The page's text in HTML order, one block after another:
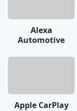
Alexa
Automotive
Apple CarPlay